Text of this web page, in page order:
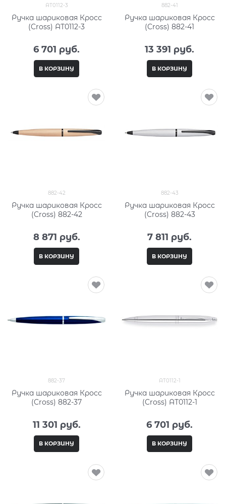
AT0112-3
Ручка шариковая Кросс
(Cross) AT0112-3
6 701 руб.
В КОРЗИНУ
882-41
Ручка шариковая Кросс
(Cross) 882-41
13 391 руб.
В КОРЗИНУ
882-42
Ручка шариковая Кросс
(Cross) 882-42
8 871 руб.
В КОРЗИНУ
882-43
Ручка шариковая Кросс
(Cross) 882-43
7 811 руб.
В КОРЗИНУ
882-37
Ручка шариковая Кросс
(Cross) 882-37
11 301 руб.
В КОРЗИНУ
AT0112-1
Ручка шариковая Кросс
(Cross) AT0112-1
6 701 руб.
В КОРЗИНУ